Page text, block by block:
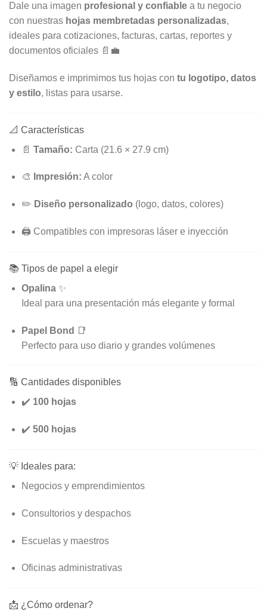
Dale una imagen profesional y confiable a tu negocio
con nuestras hojas membretadas personalizadas,
ideales para cotizaciones, facturas, cartas, reportes y
documentos oficiales 📄💼
Diseñamos e imprimimos tus hojas con tu logotipo, datos
y estilo, listas para usarse.
📐 Características
📄 Tamaño: Carta (21.6 × 27.9 cm)
🎨 Impresión: A color
✏️ Diseño personalizado (logo, datos, colores)
🖨️ Compatibles con impresoras láser e inyección
📚 Tipos de papel a elegir
Opalina✨
Ideal para una presentación más elegante y formal
Papel Bond
📑
Perfecto para uso diario y grandes volúmenes
🔢 Cantidades disponibles
✔️ 100 hojas
✔️ 500 hojas
💡 Ideales para:
Negocios y emprendimientos
Consultorios y despachos
Escuelas y maestros
Oficinas administrativas
📩 ¿Cómo ordenar?